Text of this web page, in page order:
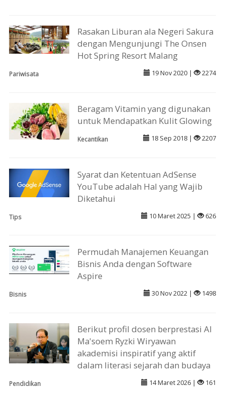
Rasakan Liburan ala Negeri Sakura
dengan Mengunjungi The Onsen
Hot Spring Resort Malang
Pariwisata 19 Nov 2020 | 2274
Beragam Vitamin yang digunakan
untuk Mendapatkan Kulit Glowing
Kecantikan 18 Sep 2018 | 2207
Syarat dan Ketentuan AdSense
YouTube adalah Hal yang Wajib
Diketahui
Tips 10 Maret 2025 | 626
Permudah Manajemen Keuangan
Bisnis Anda dengan Software
Aspire
Bisnis 30 Nov 2022 | 1498
Berikut profil dosen berprestasi Al
Ma'soem Ryzki Wiryawan
akademisi inspiratif yang aktif
dalam literasi sejarah dan budaya
Pendidikan 14 Maret 2026 | 161